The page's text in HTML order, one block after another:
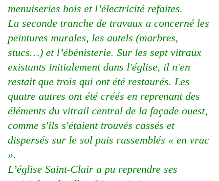
menuiseries bois et l’électricité refaites.
La seconde tranche de travaux a concerné les
peintures murales, les autels (marbres,
stucs…) et l’ébénisterie. Sur les sept vitraux
existants initialement dans l'église, il n'en
restait que trois qui ont été restaurés. Les
quatre autres ont été créés en reprenant des
éléments du vitrail central de la façade ouest,
comme s'ils s'étaient trouvés cassés et
dispersés sur le sol puis rassemblés « en vrac
».
L’église Saint-Clair a pu reprendre ses